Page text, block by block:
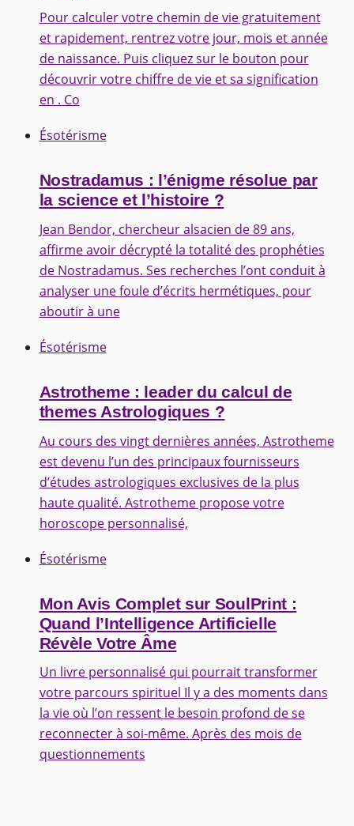
Pour calculer votre chemin de vie gratuitement
et rapidement, rentrez votre jour, mois et année
de naissance. Puis cliquez sur le bouton pour
découvrir votre chiffre de vie et sa signification
en . Co
Ésotérisme
Nostradamus : l’énigme résolue par
la science et l’histoire ?
Jean Bendor, chercheur alsacien de 89 ans,
affirme avoir décrypté la totalité des prophéties
de Nostradamus. Ses recherches l’ont conduit à
analyser une foule d’écrits hermétiques, pour
aboutir à une
Ésotérisme
Astrotheme : leader du calcul de
themes Astrologiques ?
Au cours des vingt dernières années, Astrotheme
est devenu l’un des principaux fournisseurs
d’études astrologiques exclusives de la plus
haute qualité. Astrotheme propose votre
horoscope personnalisé,
Ésotérisme
Mon Avis Complet sur SoulPrint :
Quand l’Intelligence Artificielle
Révèle Votre Âme
Un livre personnalisé qui pourrait transformer
votre parcours spirituel Il y a des moments dans
la vie où l’on ressent le besoin profond de se
reconnecter à soi-même. Après des mois de
questionnements